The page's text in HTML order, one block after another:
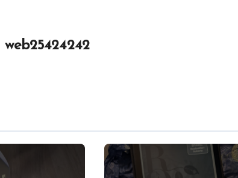
web25424242